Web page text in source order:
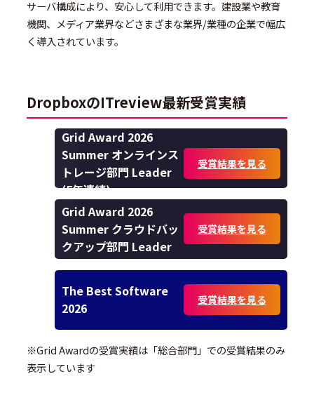
サーバ構成により、安心して利用できます。建設業や教育
機関、メディア業界などさまざまな業界/業種の企業で幅広
く導入されています。
DropboxのITreview最新受賞実績
Grid Award 2026
Summer オンラインス
トレージ部門 Leader
(5年連続)
受賞結果を見る
Grid Award 2026
Summer クラウドバッ
クアップ部門 Leader
受賞結果を見る
The Best Software
2026
受賞結果を見る
※Grid Awardの受賞実績は「総合部門」での受賞結果のみ
表示しています